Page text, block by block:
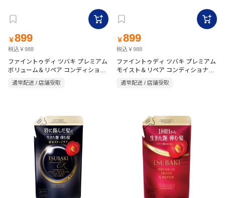
￥899
税込￥988
ファイントゥディ ツバキ プレミアム
ボリューム＆リペア コンディショナ
ー 詰替 900ml
通常配送 / 店舗受取
￥899
税込￥988
ファイントゥディ ツバキ プレミアム
モイスト＆リペア コンディショナー
詰替 900ml
通常配送 / 店舗受取